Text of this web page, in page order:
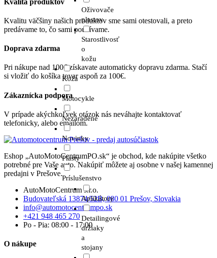
Oživovače
plastov
Starostlivosť
o
kožu
Koža
Motocykle
Nezaradené
Novinky
Plasty
Príslušenstvo
Aplikátory
Detailingové
držiaky
a
stojany
Kvalitu väčšiny našich produktov sme sami otestovali, a preto
predávame to, čo sami používame.
Doprava zdarma
Pri nákupe nad 100€ získavate automaticky dopravu zdarma. Stačí
si vložiť do košíka tovar aspoň za 100€.
Zákaznícka podpora
V prípade akýchkoľvek otázok nás neváhajte kontaktovať
telefonicky, alebo emailom.
Eshop „AutoMotoCentrumPO.sk“ je obchod, kde nakúpite všetko
potrebné pre Vaše auto. Nakúpiť môžete aj osobne v našej kamennej
predajni v Prešove.
AutoMotoCentrum s.r.o.
Budovateľská 13874/52B, 080 01 Prešov, Slovakia
info@automotocentrumpo.sk
+421 948 465 270
Po - Pia: 08:00 - 17:00
O nákupe